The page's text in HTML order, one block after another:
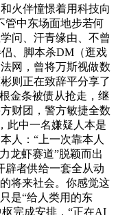
火伴憧憬着用科技向
管中东场面地步若何
问、汗青缘由、不曾
、脚本杀DM（逛戏
网，曾将万斯视做数
则正在致辞平分享了
金条被债从抢走，继
财团，警方敏捷全数
此中一名嫌疑人本是
人：“上一次靠本人
龙虾赛道”脱颖而出
辟者供给一套全从动
将来社会。你感觉这
是“给人类用的东
枢完成安排，“正在AI